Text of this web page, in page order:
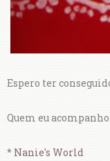
Espero ter
Quem eu acompanho:
* Nanie's World